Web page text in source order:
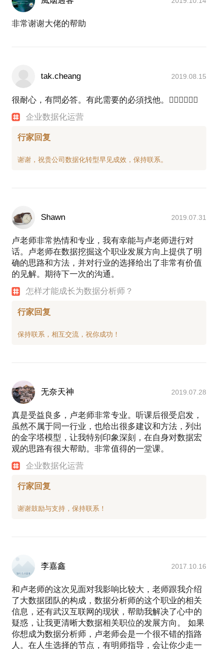
非常谢谢大佬的帮助
tak.cheang 2019.08.15
很耐心，有問必答。有此需要的必須找他。👍🏻👍🏻👍🏻
企业数据化运营
行家回复
Shawn 2019.07.31
卢老师非常热情和专业，我有幸能与卢老师进行对
话。卢老师在数据挖掘这个职业发展方向上提供了明
确的思路和方法，并对行业的选择给出了非常有价值
的见解。期待下一次的沟通。
怎样才能成长为数据分析师？
行家回复
无奈天神 2019.07.28
真是受益良多，卢老师非常专业。听课后很受启发，
虽然不属于同一行业，也给出很多建议和方法，列出
的金字塔模型，让我特别印象深刻，在自身对数据宏
观的思路有很大帮助。非常值得的一堂课。
企业数据化运营
行家回复
李嘉鑫 2017.10.16
和卢老师的这次见面对我影响比较大，老师跟我介绍
了大数据团队的构成，数据分析师的这个职业的相关
信息，还有武汉互联网的现状，帮助我解决了心中的
疑惑，让我更清晰大数据相关职位的发展方向。 如果
你想成为数据分析师，卢老师会是一个很不错的指路
人。在人生选择的节点，有明师指导，会让你少走一